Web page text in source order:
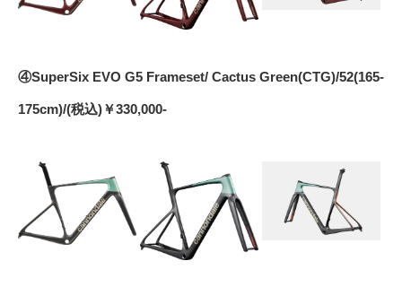
④SuperSix EVO G5 Frameset/ Cactus Green(CTG)/52(165-
175cm)/(税込)￥330,000-